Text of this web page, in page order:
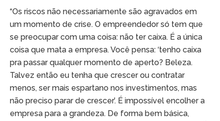
“Os riscos não necessariamente são agravados em
um momento de crise. O empreendedor só tem que
se preocupar com uma coisa: não ter caixa. É a única
coisa que mata a empresa. Você pensa: ‘tenho caixa
pra passar qualquer momento de aperto? Beleza.
Talvez então eu tenha que crescer ou contratar
menos, ser mais espartano nos investimentos, mas
não preciso parar de crescer’. É impossível encolher a
empresa para a grandeza. De forma bem básica,